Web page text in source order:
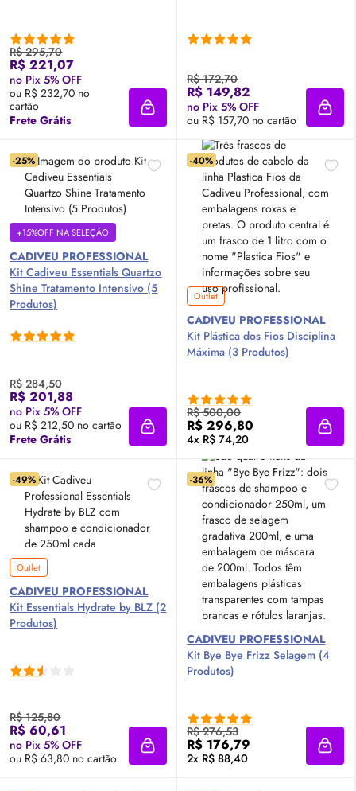
R$ 295,70
R$ 221,07
no Pix 5% OFF
ou R$ 232,70 no
cartão
Frete Grátis
Adicionar à sacola
R$ 172,70
R$ 149,82
no Pix 5% OFF
ou R$ 157,70 no cartão
-25%
+15%OFF NA SELEÇÃO
CADIVEU PROFESSIONAL
Kit Cadiveu Essentials Quartzo
Shine Tratamento Intensivo (5
Produtos)
R$ 284,50
R$ 201,88
no Pix 5% OFF
ou R$ 212,50 no cartão
Frete Grátis
Adicionar à sacola
-40%
Outlet
CADIVEU PROFESSIONAL
Kit Plástica dos Fios Disciplina
Máxima (3 Produtos)
R$ 500,00
R$ 296,80
4x R$ 74,20
-49%
Outlet
CADIVEU PROFESSIONAL
Kit Essentials Hydrate by BLZ (2
Produtos)
R$ 125,80
R$ 60,61
no Pix 5% OFF
ou R$ 63,80 no cartão
Adicionar à sacola
-36%
CADIVEU PROFESSIONAL
Kit Bye Bye Frizz Selagem (4
Produtos)
R$ 276,53
R$ 176,79
2x R$ 88,40